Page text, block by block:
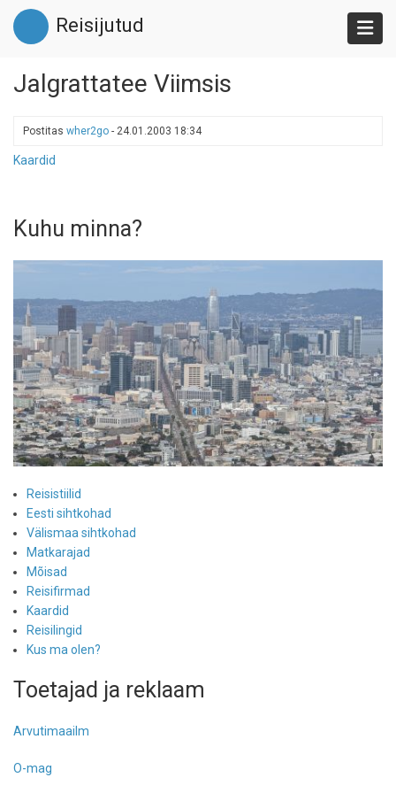
Liigu
edasi
põhisisu
Reisijutud
Jalgrattatee Viimsis
Postitas wher2go - 24.01.2003 18:34
Kaardid
Kuhu minna?
Reisistiilid
Eesti sihtkohad
Välismaa sihtkohad
Matkarajad
Mõisad
Reisifirmad
Kaardid
Reisilingid
Kus ma olen?
Toetajad ja reklaam
Arvutimaailm
O-mag